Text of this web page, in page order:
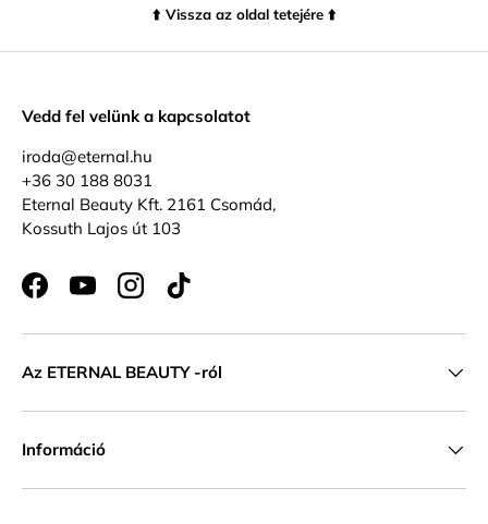
⬆️ Vissza az oldal tetejére ⬆️
Vedd fel velünk a kapcsolatot
iroda@eternal.hu
+36 30 188 8031
Eternal Beauty Kft. 2161 Csomád,
Kossuth Lajos út 103
FacebookYouTubeInstagramTikTok
Az ETERNAL BEAUTY -ról
Információ